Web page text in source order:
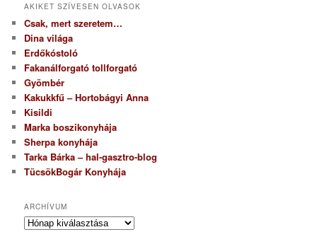
AKIKET SZÍVESEN OLVASOK
Csak, mert szeretem…
Dina világa
Erdőkóstoló
Fakanálforgató tollforgató
Gyömbér
Kakukkfű – Hortobágyi Anna
Kisildi
Marka boszikonyhája
Sherpa konyhája
Tarka Bárka – hal-gasztro-blog
TücsökBogár Konyhája
ARCHÍVUM
A